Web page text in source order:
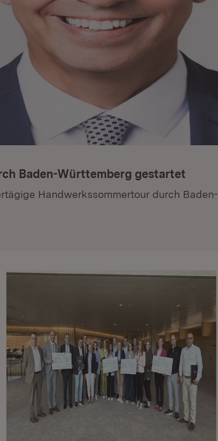
Baden-Württemberg gestartet
Handwerkssommertour durch Baden-